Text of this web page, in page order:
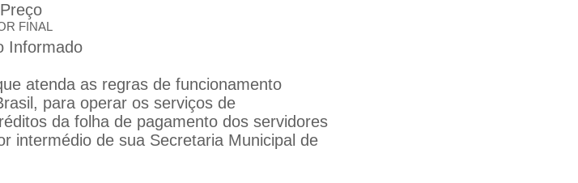
FINAL
Informado
atenda as regras de funcionamento
para operar os serviços de
da folha de pagamento dos servidores
intermédio de sua Secretaria Municipal de